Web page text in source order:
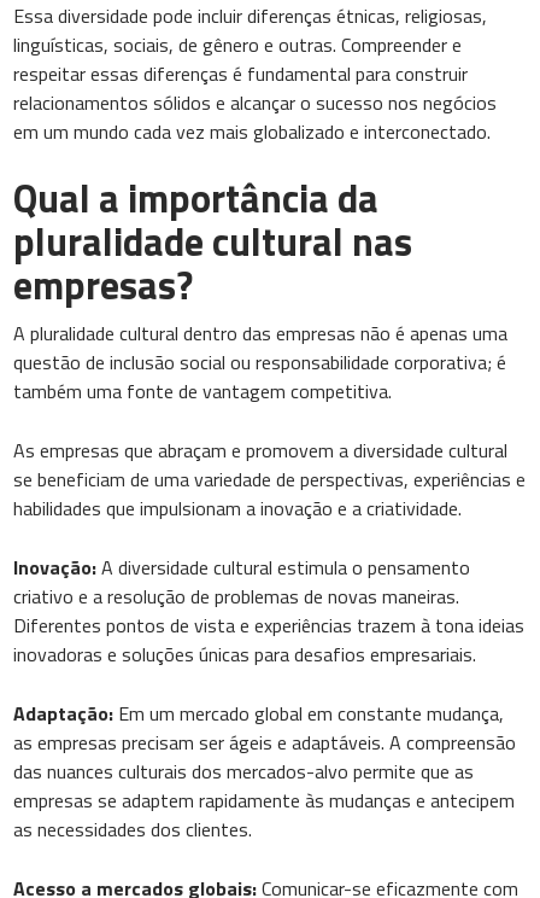
Essa diversidade pode incluir diferenças étnicas, religiosas,
linguísticas, sociais, de gênero e outras. Compreender e
respeitar essas diferenças é fundamental para construir
relacionamentos sólidos e alcançar o sucesso nos negócios
em um mundo cada vez mais globalizado e interconectado.
Qual a importância da
pluralidade cultural nas
empresas?
A pluralidade cultural dentro das empresas não é apenas uma
questão de inclusão social ou responsabilidade corporativa; é
também uma fonte de vantagem competitiva.
As empresas que abraçam e promovem a diversidade cultural
se beneficiam de uma variedade de perspectivas, experiências e
habilidades que impulsionam a inovação e a criatividade.
Inovação:A diversidade cultural estimula o pensamento
criativo e a resolução de problemas de novas maneiras.
Diferentes pontos de vista e experiências trazem à tona ideias
inovadoras e soluções únicas para desafios empresariais.
Adaptação: Em um mercado global em constante mudança,
as empresas precisam ser ágeis e adaptáveis. A compreensão
das nuances culturais dos mercados-alvo permite que as
empresas se adaptem rapidamente às mudanças e antecipem
as necessidades dos clientes.
Acesso a mercados globais:Comunicar-se eficazmente com